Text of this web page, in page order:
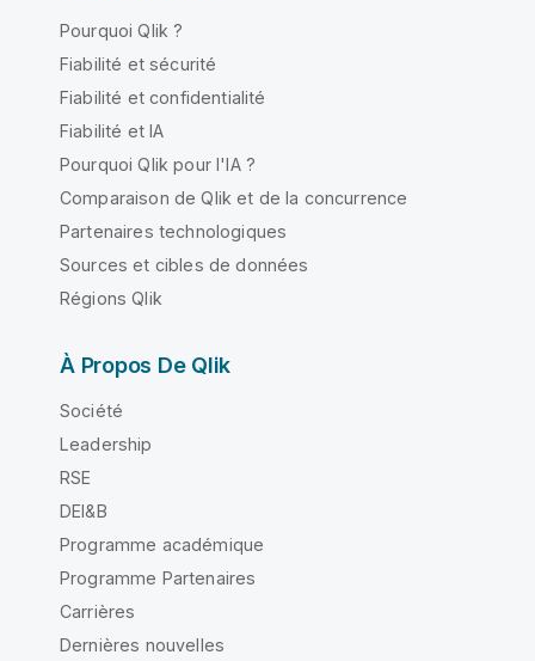
Pourquoi Qlik ?
Fiabilité et sécurité
Fiabilité et confidentialité
Fiabilité et IA
Pourquoi Qlik pour l'IA ?
Comparaison de Qlik et de la concurrence
Partenaires technologiques
Sources et cibles de données
Régions Qlik
À Propos De Qlik
Société
Leadership
RSE
DEI&B
Programme académique
Programme Partenaires
Carrières
Dernières nouvelles